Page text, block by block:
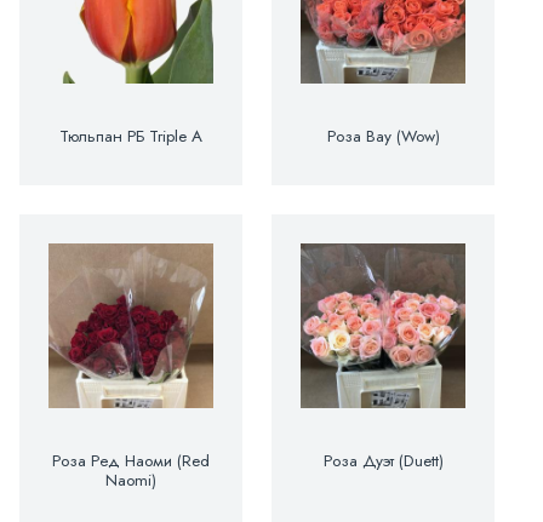
Тюльпан РБ Triple A Роза Вау (Wow)
Роза Ред Наоми (Red
Naomi)
Роза Дуэт (Duett)